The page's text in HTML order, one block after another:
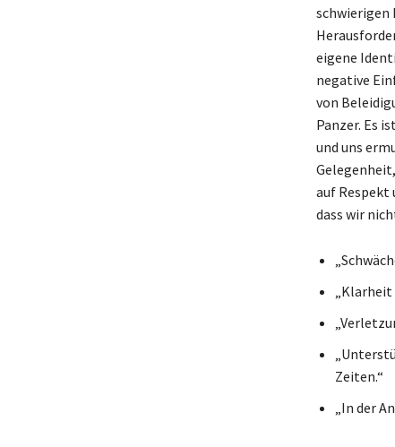
schwierigen
eigene
negative
von
Panzer. Es
und uns
auf Respekt
dass wir
Zeiten.“
„In der